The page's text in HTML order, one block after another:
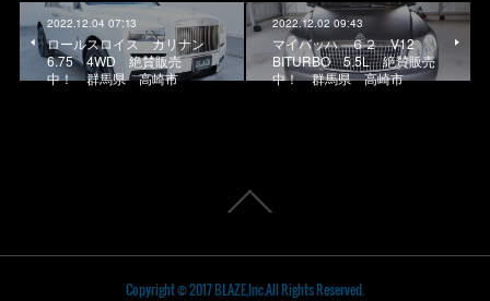
2022.12.04 07:13
ロールスロイス カリナン
6.75 4WD 絶賛販売
中！ 群馬県 高崎市
2022.12.02 09:43
マイバッハ ６２ V12
BITURBO 5.5L 絶賛販売
中！ 群馬県 高崎市
Copyright © 2017 BLAZE,Inc.All Rights Reserved.